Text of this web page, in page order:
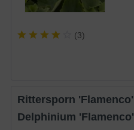
(3)
Rittersporn 'Flamenco'
Delphinium 'Flamenco'